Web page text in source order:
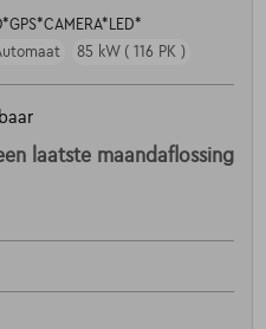
85 kW ( 116 PK )
laatste maandaflossing